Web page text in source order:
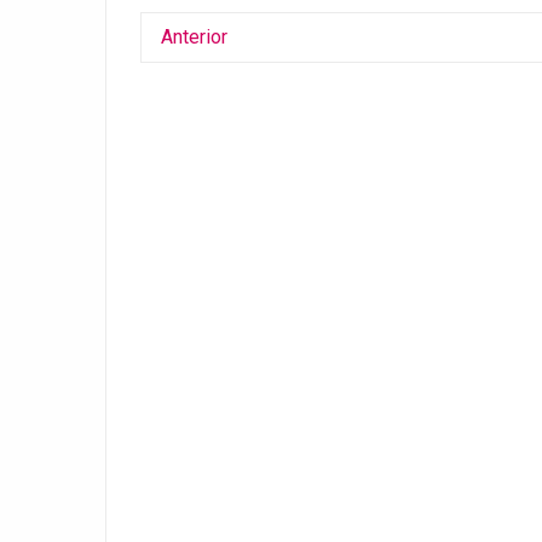
Anterior